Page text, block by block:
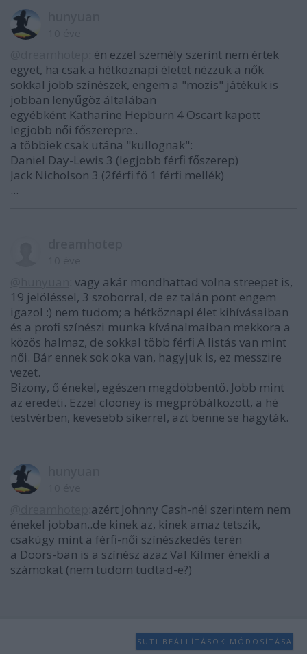
: én ezzel személy szerint nem értek
egyet, ha csak a hétköznapi életet nézzük a nők
sokkal jobb színészek, engem a "mozis" játékuk is
jobban lenyűgöz általában
egyébként Katharine Hepburn 4 Oscart kapott
legjobb női főszerepre..
a többiek csak utána "kullognak":
Daniel Day-Lewis 3 (legjobb férfi főszerep)
Jack Nicholson 3 (2férfi fő 1 férfi mellék)
...
: vagy akár mondhattad volna streepet is,
19 jelöléssel, 3 szoborral, de ez talán pont engem
igazol :) nem tudom; a hétköznapi élet kihívásaiban
és a profi színészi munka kívánalmaiban mekkora a
közös halmaz, de sokkal több férfi A listás van mint
női. Bár ennek sok oka van, hagyjuk is, ez messzire
vezet.
Bizony, ő énekel, egészen megdöbbentő. Jobb mint
az eredeti. Ezzel clooney is megpróbálkozott, a hé
testvérben, kevesebb sikerrel, azt benne se hagyták.
:azért Johnny Cash-nél szerintem nem
énekel jobban..de kinek az, kinek amaz tetszik,
csakúgy mint a férfi-női színészkedés terén
a Doors-ban is a színész azaz Val Kilmer énekli a
számokat (nem tudom tudtad-e?)
SÜTI BEÁLLÍTÁSOK MÓDOSÍTÁSA